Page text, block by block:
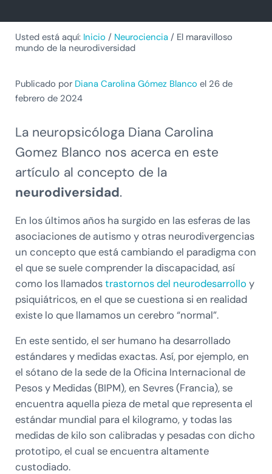
Usted está aquí: Inicio / Neurociencia / El maravilloso
mundo de la neurodiversidad
Publicado por Diana Carolina Gómez Blanco el 26 de
febrero de 2024
La neuropsicóloga Diana Carolina
Gomez Blanco nos acerca en este
artículo al concepto de la
neurodiversidad.
En los últimos años ha surgido en las esferas de las
asociaciones de autismo y otras neurodivergencias
un concepto que está cambiando el paradigma con
el que se suele comprender la discapacidad, así
como los llamadostrastornos del neurodesarrollo y
psiquiátricos, en el que se cuestiona si en realidad
existe lo que llamamos un cerebro “normal”.
En este sentido, el ser humano ha desarrollado
estándares y medidas exactas. Así, por ejemplo, en
el sótano de la sede de la Oficina Internacional de
Pesos y Medidas (BIPM), en Sevres (Francia), se
encuentra aquella pieza de metal que representa el
estándar mundial para el kilogramo, y todas las
medidas de kilo son calibradas y pesadas con dicho
prototipo, el cual se encuentra altamente
custodiado.